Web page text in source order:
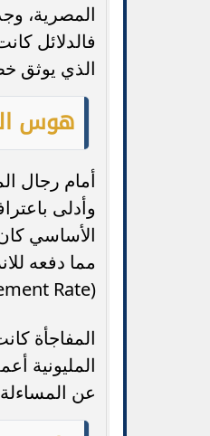
المصرية،
فالدلائل
الذي يوثق
هوس
أمام رجال
وأدلى
الأساسي
مما دفعه
(Engagement Rate) بشكل غير قانوني.
المفاجأة
المليونية
عن